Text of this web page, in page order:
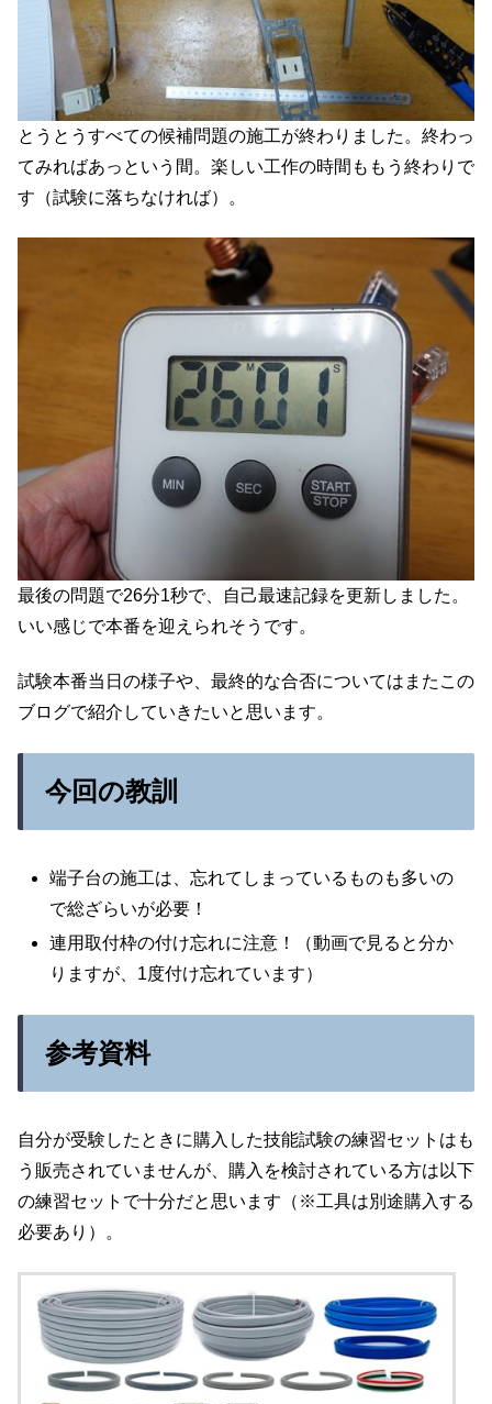
とうとうすべての候補問題の施工が終わりました。終わっ
てみればあっという間。楽しい工作の時間ももう終わりで
す（試験に落ちなければ）。
最後の問題で26分1秒で、自己最速記録を更新しました。
いい感じで本番を迎えられそうです。
試験本番当日の様子や、最終的な合否についてはまたこの
ブログで紹介していきたいと思います。
今回の教訓
端子台の施工は、忘れてしまっているものも多いの
で総ざらいが必要！
連用取付枠の付け忘れに注意！（動画で見ると分か
りますが、1度付け忘れています）
参考資料
自分が受験したときに購入した技能試験の練習セットはも
う販売されていませんが、購入を検討されている方は以下
の練習セットで十分だと思います（※工具は別途購入する
必要あり）。